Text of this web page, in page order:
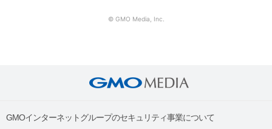
© GMO Media, Inc.
GMOインターネットグループのセキュリティ事業について